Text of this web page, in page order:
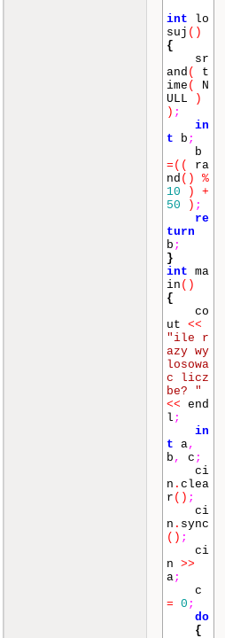
int lo
suj ()
{
sr
and (
t
ime (
N
ULL
)
) ;
in
t b ;
b
= ( (
ra
nd ()
%
10
)
+
50
) ;
re
turn
b ;
}
int ma
in ()
{
co
ut <<
"ile r
azy wy
losowa
c licz
be? "
<< end
l ;
in
t a,
b , c ;
ci
n . clea
r () ;
ci
n . sync
() ;
ci
n >>
a;
c
= 0 ;
do
{